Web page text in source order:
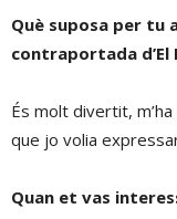
Què suposa per tu
contraportada d’El
És molt divertit,
que jo volia
Quan et vas